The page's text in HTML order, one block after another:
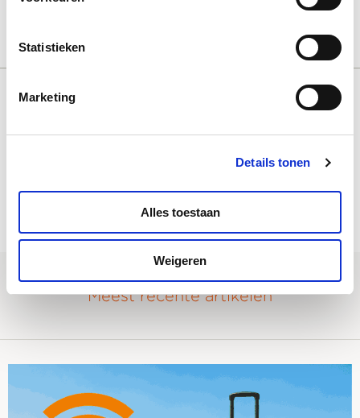
Statistieken
Marketing
Details tonen
Alles toestaan
Weigeren
of privacy-extensie gebruikt, kunt u de blokkering
Meest recente artikelen